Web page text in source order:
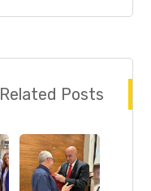
Related Posts ...